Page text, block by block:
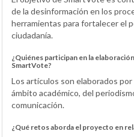
de la desinformación en los
herramientas para fortalecer el
ciudadanía.
¿Quiénes participan en la
SmartVote?
Los artículos son elaborados
ámbito académico, del
comunicación.
¿Qué retos aborda el proyecto en